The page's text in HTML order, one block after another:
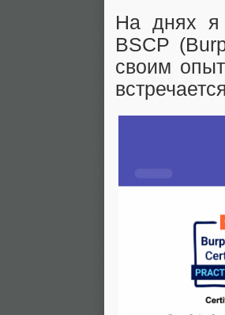
На днях я
BSCP
своим